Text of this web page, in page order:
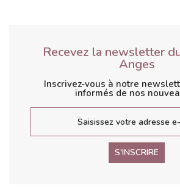
Recevez la newsletter
Anges
Inscrivez-vous à notre
informés de nos
S'INSCRIRE